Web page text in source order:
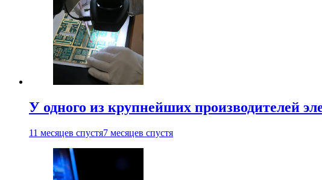
У одного из крупнейших производителей
11 месяцев спустя7 месяцев спустя